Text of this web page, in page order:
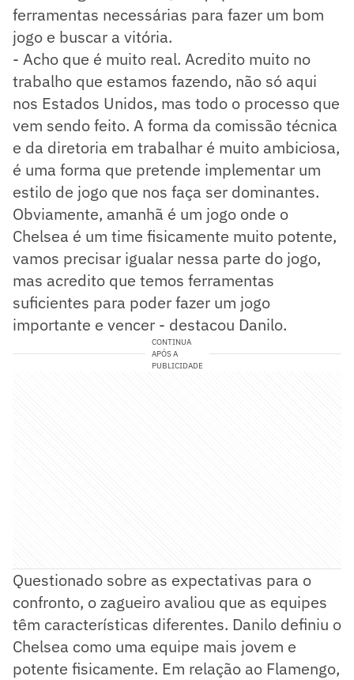
ferramentas necessárias para fazer um bom
jogo e buscar a vitória.
- Acho que é muito real. Acredito muito no
trabalho que estamos fazendo, não só aqui
nos Estados Unidos, mas todo o processo que
vem sendo feito. A forma da comissão técnica
e da diretoria em trabalhar é muito ambiciosa,
é uma forma que pretende implementar um
estilo de jogo que nos faça ser dominantes.
Obviamente, amanhã é um jogo onde o
Chelsea é um time fisicamente muito potente,
vamos precisar igualar nessa parte do jogo,
mas acredito que temos ferramentas
suficientes para poder fazer um jogo
importante e vencer - destacou Danilo.
CONTINUA
APÓS A
PUBLICIDADE
Questionado sobre as expectativas para o
confronto, o zagueiro avaliou que as equipes
têm características diferentes. Danilo definiu o
Chelsea como uma equipe mais jovem e
potente fisicamente. Em relação ao Flamengo,